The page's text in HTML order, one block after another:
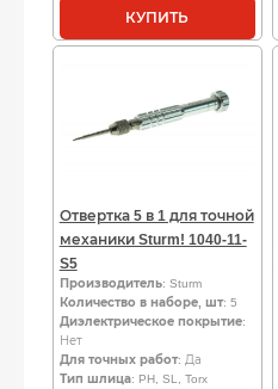
КУПИТЬ
Отвертка 5 в 1 для точной
механики Sturm! 1040-11-
S5
Производитель: Sturm
Количество в наборе, шт: 5
Диэлектрическое покрытие:
Нет
Для точных работ: Да
Тип шлица: PH, SL, Torx